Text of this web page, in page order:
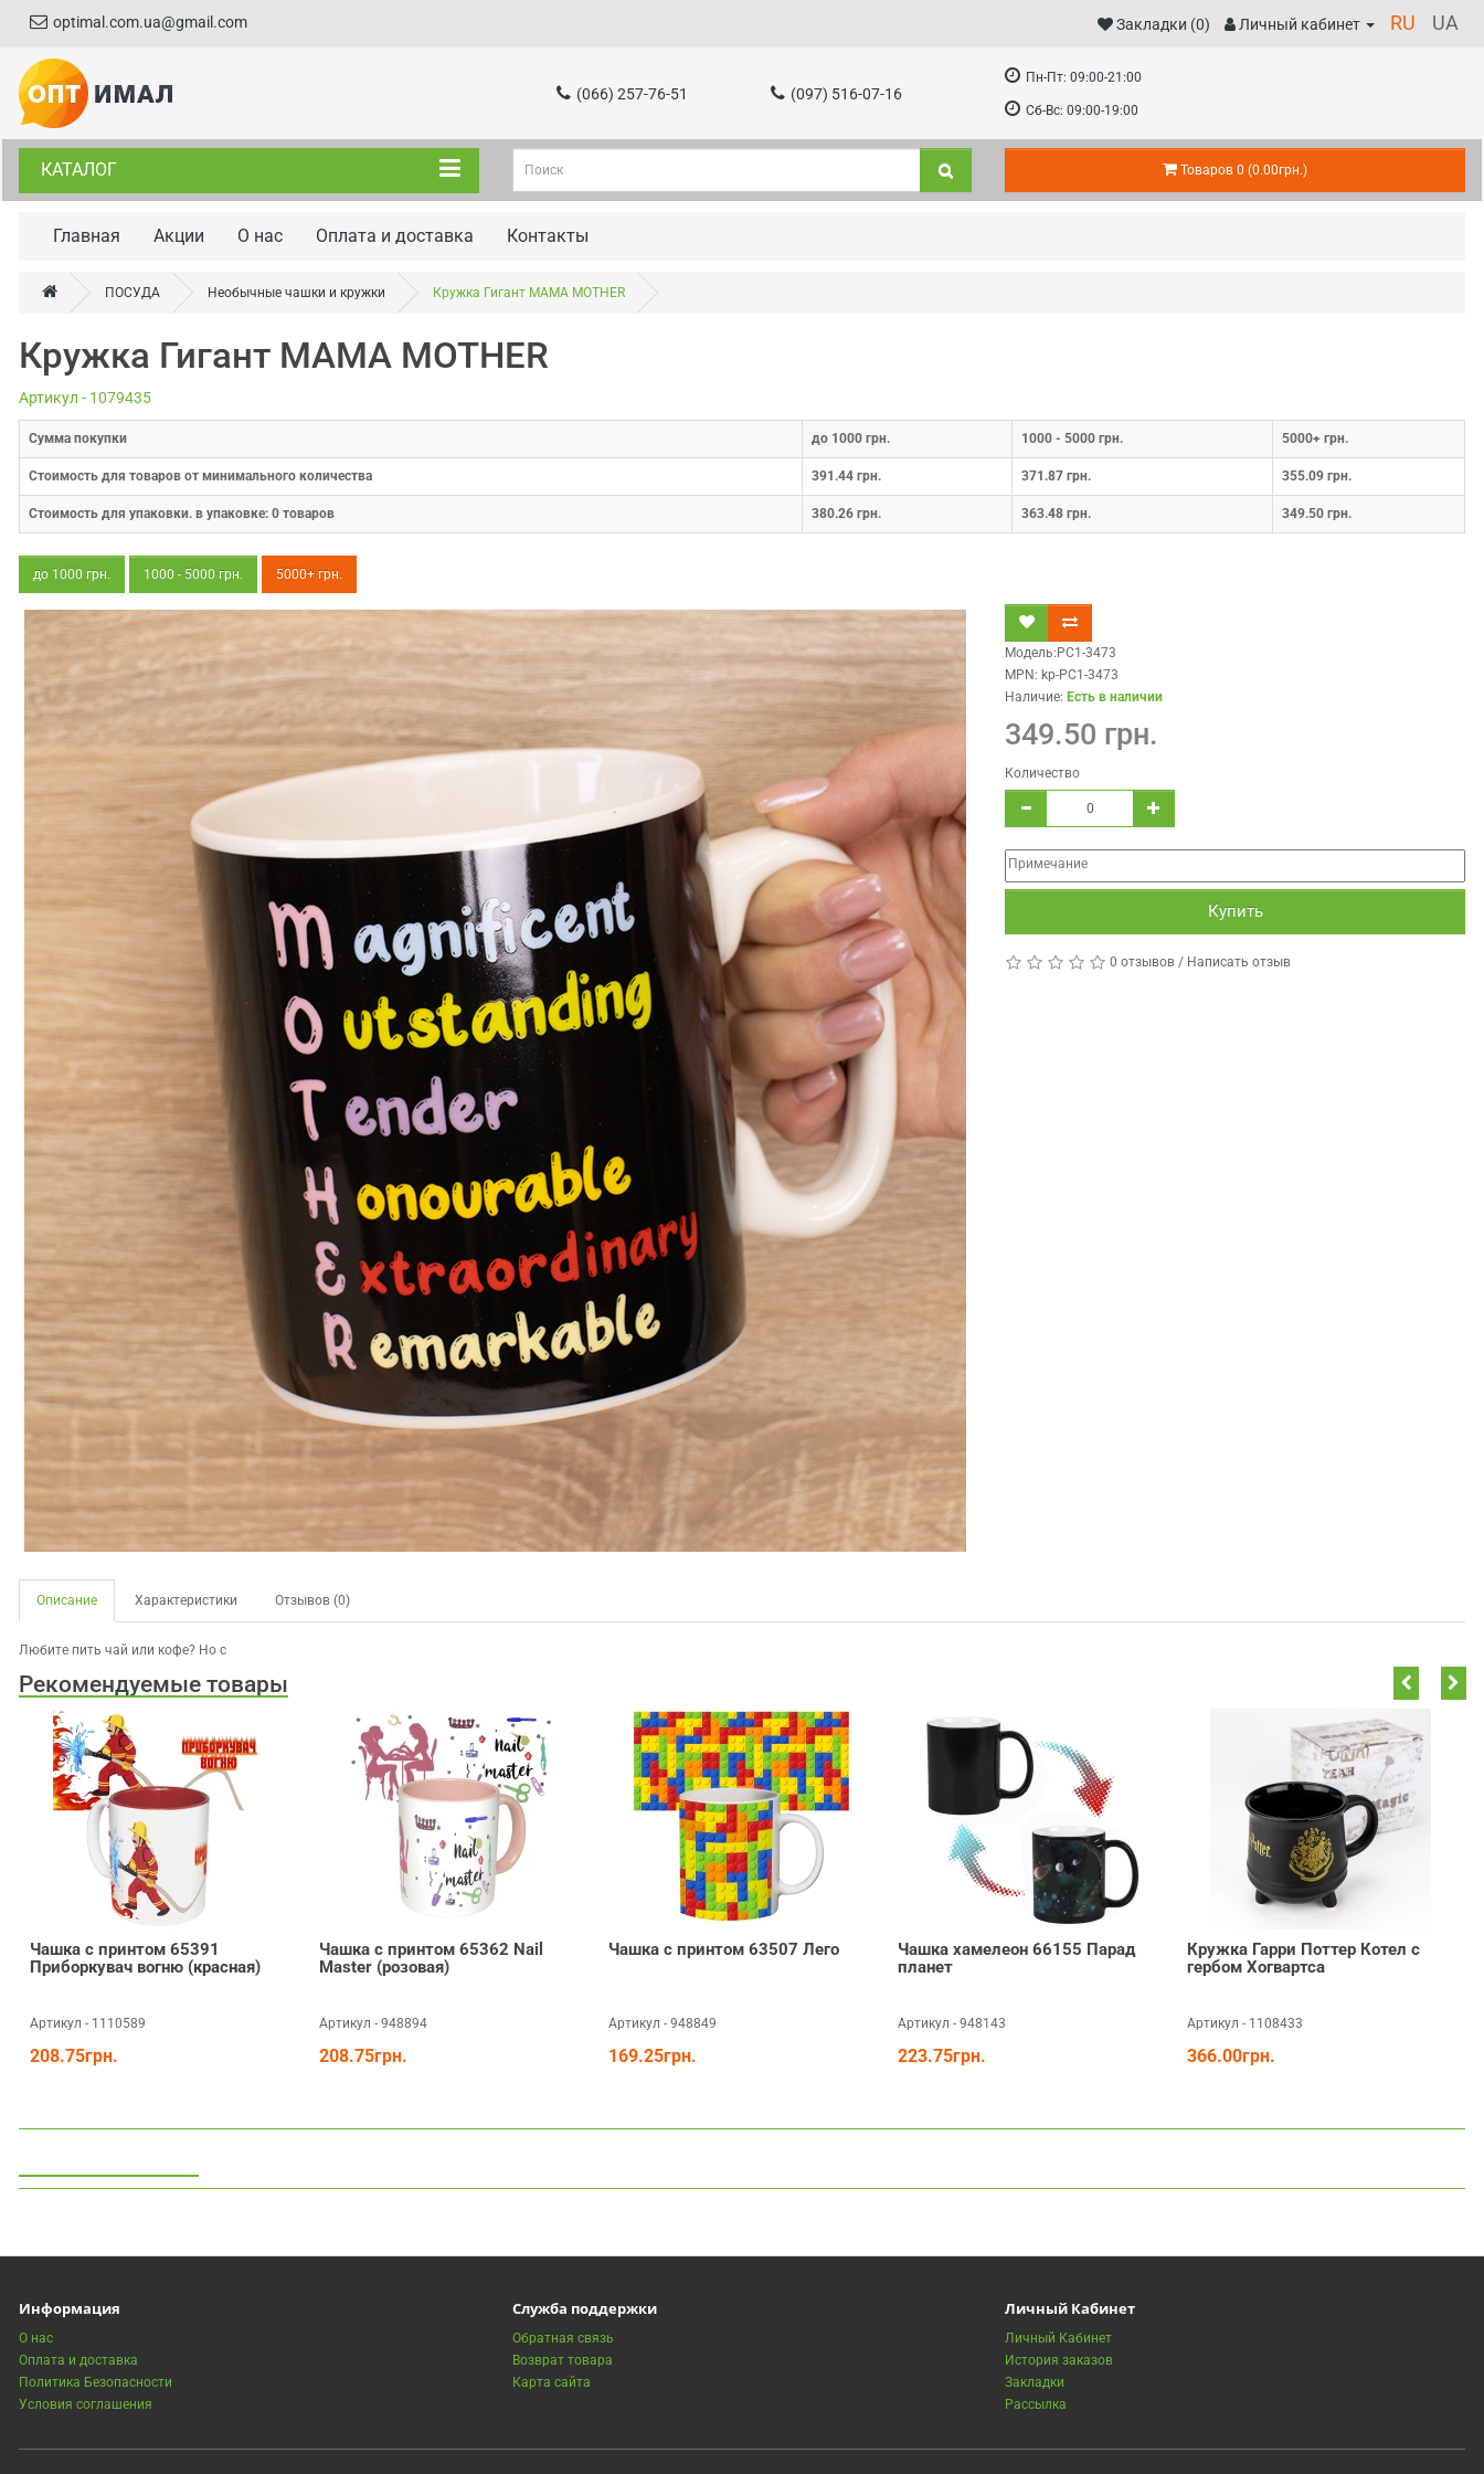
optimal.com.ua@gmail.com Закладки (0) Личный кабинет RU UA
(066) 257-76-51 (097) 516-07-16
Пн-Пт: 09:00-21:00
Сб-Вс: 09:00-19:00
КАТАЛОГ Товаров 0 (0.00грн.)
Главная Акции О нас Оплата и доставка Контакты
ПОСУДА Необычные чашки и кружки Кружка Гигант МАМА MOTHER
Кружка Гигант МАМА MOTHER
Артикул - 1079435
Cумма покупки до 1000 грн. 1000 - 5000 грн. 5000+ грн.
Стоимость для товаров от минимального количества 391.44 грн. 371.87 грн. 355.09 грн.
Стоимость для упаковки. в упаковке: 0 товаров 380.26 грн. 363.48 грн. 349.50 грн.
до 1000 грн. 1000 - 5000 грн. 5000+ грн.
Модель:PC1-3473
MPN: kp-PC1-3473
Наличие: Есть в наличии
349.50 грн.
Количество
Купить
0 отзывов / Написать отзыв
Описание Характеристики Отзывов (0)
Любите пить чай или кофе? Но с
Рекомендуемые товары
Чашка с принтом 65391
Приборкувач вогню (красная)
Артикул - 1110589
208.75грн.
Чашка с принтом 65362 Nail
Master (розовая)
Артикул - 948894
208.75грн.
Чашка с принтом 63507 Лего
Артикул - 948849
169.25грн.
Чашка хамелеон 66155 Парад
планет
Артикул - 948143
223.75грн.
Кружка Гарри Поттер Котел с
гербом Хогвартса
Артикул - 1108433
366.00грн.
Информация
О нас
Оплата и доставка
Политика Безопасности
Условия соглашения
Служба поддержки
Обратная связь
Возврат товара
Карта сайта
Личный Кабинет
Личный Кабинет
История заказов
Закладки
Рассылка